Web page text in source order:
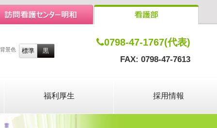
景色
0798-47-1767(代表)
FAX: 0798-47-7613
福利厚生 採用情報